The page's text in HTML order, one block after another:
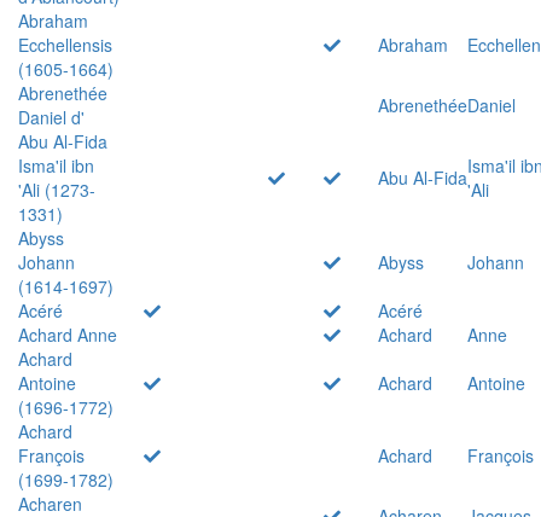
Abraham
Ecchellensis
(1605-1664)
Abraham
Abrenethée
Daniel d'
AbrenethéeDaniel
Abu Al-Fida
Isma'il ibn
'Ali (1273-
1331)
Abu Al-FidaIsma'il
'Ali
Abyss
Johann
(1614-1697)
Abyss
Johann
Acéré
Acéré
Achard Anne
Achard
Anne
Achard
Antoine
(1696-1772)
Achard
Antoine
Achard
François
(1699-1782)
Achard
François
Acharen